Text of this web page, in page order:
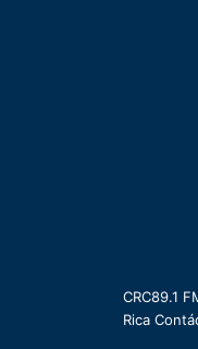
CRC89.1
Rica